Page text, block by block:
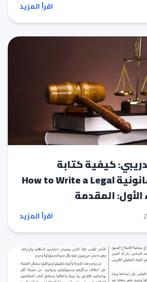
اقرأ المزيد
كيفية كتابة
المذكرة القانونية How to Write a Legal
اقرأ المزيد